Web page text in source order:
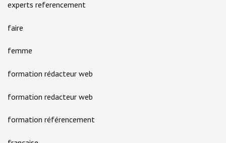
experts referencement
faire
femme
formation rédacteur web
formation redacteur web
formation référencement